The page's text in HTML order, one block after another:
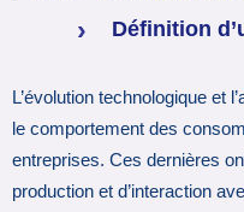
Définition
L’évolution technologique et
le comportement des
entreprises. Ces dernières
production et d’interaction